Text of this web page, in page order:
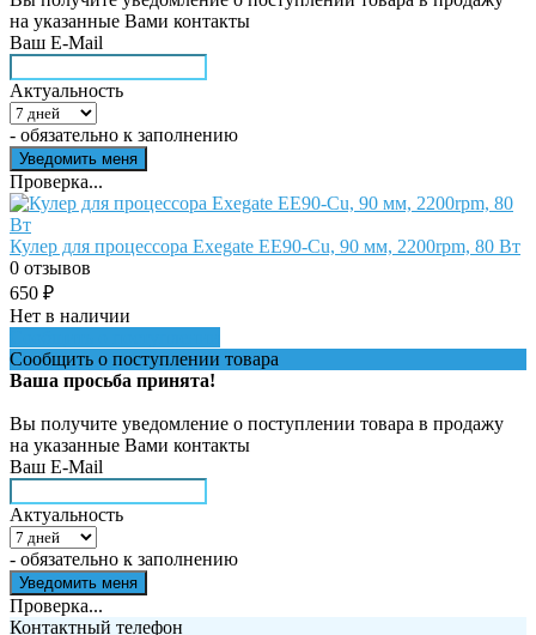
на указанные Вами контакты
Ваш E-Mail
Актуальность
- обязательно к заполнению
Проверка...
Кулер для процессора Exegate EE90-Cu, 90 мм, 2200rpm, 80 Вт
0 отзывов
650 ₽
Нет в наличии
Сообщить о поступлении товара
Ваша просьба принята!
Вы получите уведомление о поступлении товара в продажу
на указанные Вами контакты
Ваш E-Mail
Актуальность
- обязательно к заполнению
Проверка...
Контактный телефон